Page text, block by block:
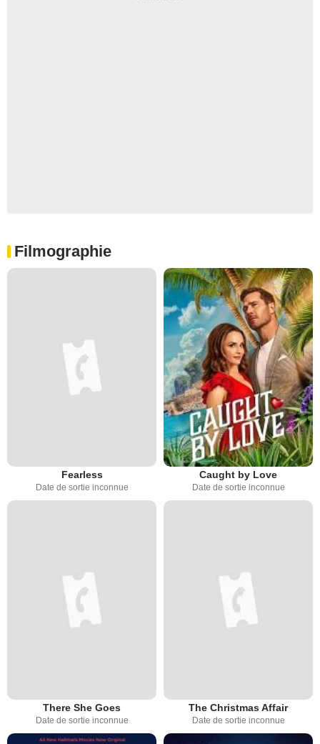
Filmographie
Fearless
Date de sortie inconnue
Caught by Love
Date de sortie inconnue
There She Goes
Date de sortie inconnue
The Christmas Affair
Date de sortie inconnue